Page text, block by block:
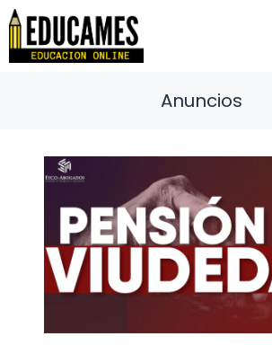
Saltar
contenido
Anuncios